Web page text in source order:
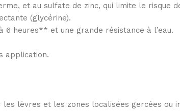
et au sulfate de zinc, qui limite le risque
(glycérine).
6 heures** et une grande résistance à l’eau.
application.
lèvres et les zones localisées gercées ou